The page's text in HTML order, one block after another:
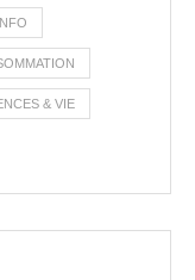
& VIE